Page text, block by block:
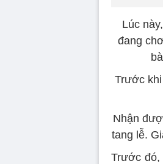
Lúc
đang
Trước
Nhận
tang lễ.
Trước